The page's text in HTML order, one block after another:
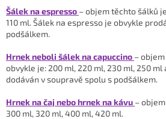
í
p
k
y
v
p
n
í
Šálek na espresso – objem těchto šálků
110 ml. Šálek na espresso je obvykle
podšálkem.
Hrnek neboli šálek na capuccino –
obvykle je: 200 ml, 220 ml, 230 ml, 250 ml
dodáván v soupravě spolu s podšálkem.
Hrnek na čaj nebo hrnek na kávu –
300 ml, 320 ml, 400 ml, 420 ml.